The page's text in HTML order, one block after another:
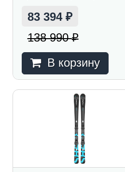
83 394 ₽
138 990₽
В корзину